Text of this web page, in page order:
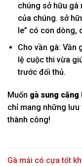
chúng sở hữu gà
của chúng. sở
le” có con dòng,
Cho vần gà: Vần
lệ cuộc thi vừa
trước đối thủ.
Muốn gà sung căng
chỉ mang những lưu
thành công!
Gà mái có cựa tốt